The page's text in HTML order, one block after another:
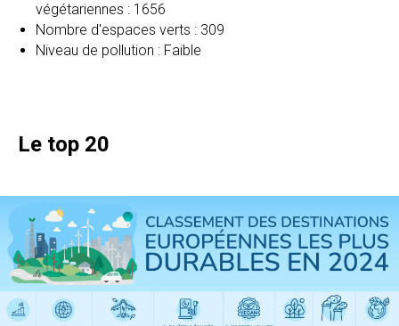
végétariennes : 1656
Nombre d'espaces verts : 309
Niveau de pollution : Faible
Le top 20